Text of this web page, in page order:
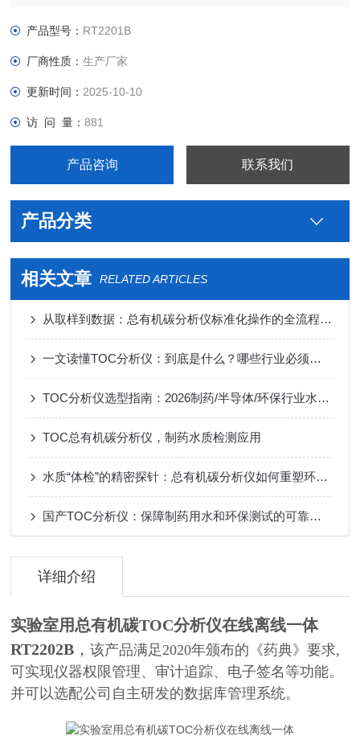
产品型号： RT2201B
厂商性质：生产厂家
更新时间： 2025-10-10
访 问 量：881
产品咨询 联系我们
产品分类
相关文章 RELATED ARTICLES
从取样到数据：总有机碳分析仪标准化操作的全流程解析
一文读懂TOC分析仪：到底是什么？哪些行业必须要用？
TOC分析仪选型指南：2026制药/半导体/环保行业水质检测一步到位
TOC总有机碳分析仪，制药水质检测应用
水质“体检”的精密探针：总有机碳分析仪如何重塑环境监测
国产TOC分析仪：保障制药用水和环保测试的可靠工具
详细介绍
实验室用总有机碳TOC分析仪在线离线一体
RT2202B ，该产品满足2020年颁布的《药典》要求,
可实现仪器权限管理、审计追踪、电子签名等功能。
并可以选配公司自主研发的数据库管理系统。